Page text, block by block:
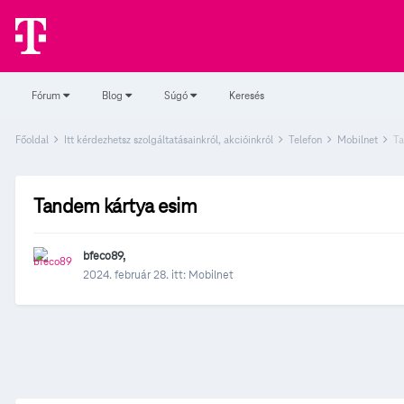
Fórum Blog Súgó Keresés
Főoldal Itt kérdezhetsz szolgáltatásainkról, akcióinkról Telefon Mobilnet
Tandem kártya esim
bfeco89,
2024. február 28. itt: Mobilnet